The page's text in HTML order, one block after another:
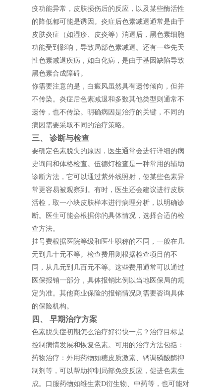
疫功能异常，皮肤损伤后的反应，以及某些酶活性
的降低都可能是诱因。炎症后色素减退通常是由于
皮肤炎症（如湿疹、皮炎等）消退后，黑色素细胞
功能受到影响，导致局部色素减退。还有一些先天
性色素减退疾病，如白化病，是由于基因缺陷导致
黑色素合成障碍。
你需要注意的是，白癜风虽然具有遗传倾向，但并
不传染。炎症后色素减退和多数其他类型则通常不
遗传，也不传染。明确病因是治疗的关键，不同的
病因需要采取不同的治疗策略。
三、 诊断与检查
要确定色素脱失的原因，医生通常会进行详细的病
史询问和体格检查。伍德灯检查是一种常用的辅助
诊断方法，它可以通过紫外线照射，使某些色素异
常更容易被观察到。有时，医生还会建议进行皮肤
活检，取一小块皮肤样本进行病理分析，以明确诊
断。医生可能会根据你的具体情况，选择合适的检
查方法。
挂号费根据医院等级和医生职称的不同，一般在几
元到几十元不等。检查费用则根据检查项目的不
同，从几元到几百元不等。这些费用通常可以通过
医保报销一部分，具体报销比例以当地医保局的规
定为准。其他商业保险的报销情况则需要咨询具体
的保险机构。
四、 早期治疗方案
色素脱失症初期怎么治疗好得快一点？治疗目标是
控制病情发展和恢复色素。可用的治疗方法包括：
药物治疗：外用药物如糖皮质激素、钙调磷酸酶抑
制剂等，可以帮助抑制局部免疫反应，促进色素生
成。口服药物如维生素D衍生物、中药等，也可能对